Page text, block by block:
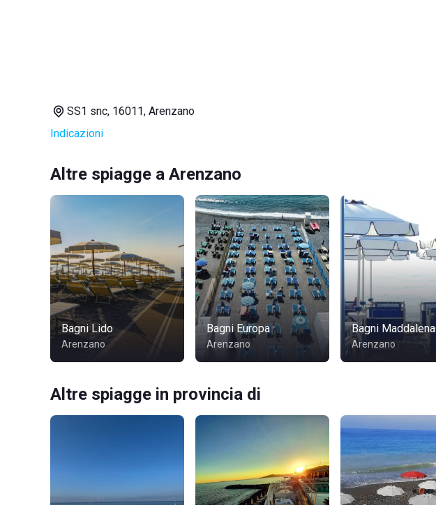
SS1 snc, 16011, Arenzano
Indicazioni
Altre spiagge a Arenzano
Bagni Lido
Arenzano
Bagni Europa
Arenzano
Bagni Maddalena
Arenzano
Altre spiagge in provincia di